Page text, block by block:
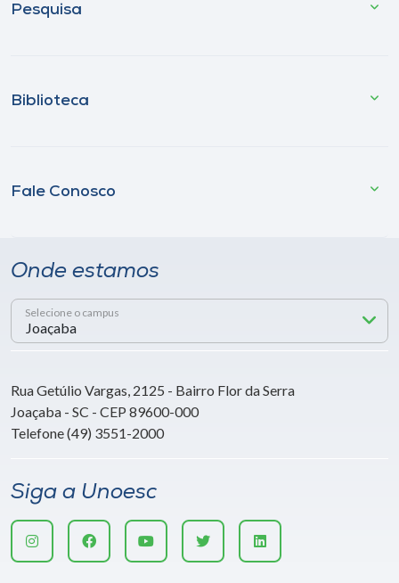
Pesquisa
Biblioteca
Fale Conosco
Onde estamos
Selecione o campus
Rua Getúlio Vargas, 2125 - Bairro Flor da Serra
Joaçaba - SC - CEP 89600-000
Telefone (49) 3551-2000
Siga a Unoesc